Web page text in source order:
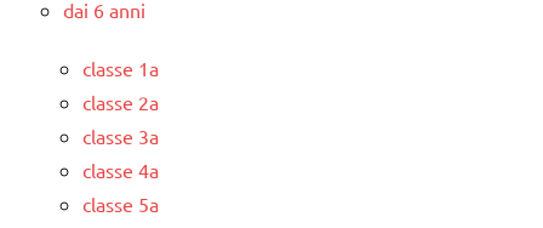
dai 6 anni
classe 1a
classe 2a
classe 3a
classe 4a
classe 5a